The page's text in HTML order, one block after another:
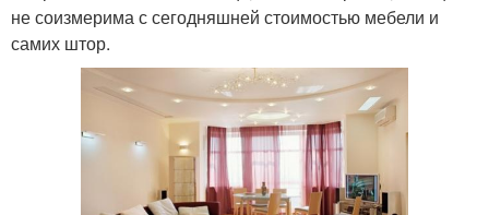
не соизмерима с сегодняшней стоимостью мебели и
самих штор.